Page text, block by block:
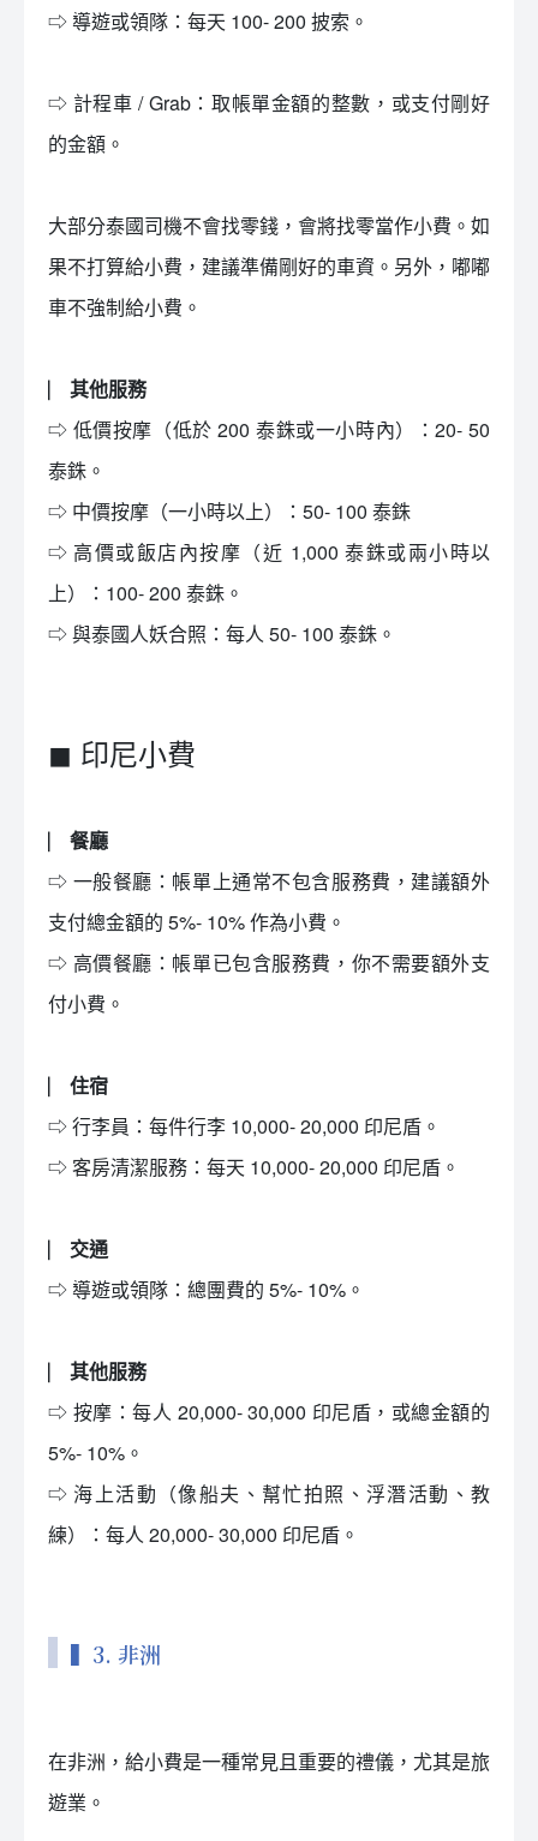
⇨ 導遊或領隊：每天 100- 200 披索。
⇨ 計程車 / Grab：取帳單金額的整數，或支付剛好
的金額。
大部分泰國司機不會找零錢，會將找零當作小費。如
果不打算給小費，建議準備剛好的車資。另外，嘟嘟
車不強制給小費。
⎸ 其他服務
⇨ 低價按摩（低於 200 泰銖或一小時內）：20- 50
泰銖。
⇨ 中價按摩（一小時以上）：50- 100 泰銖
⇨ 高價或飯店內按摩（近 1,000 泰銖或兩小時以
上）：100- 200 泰銖。
⇨ 與泰國人妖合照：每人 50- 100 泰銖。
◼ 印尼小費
⎸ 餐廳
⇨ 一般餐廳：帳單上通常不包含服務費，建議額外
支付總金額的 5%- 10% 作為小費。
⇨ 高價餐廳：帳單已包含服務費，你不需要額外支
付小費。
⎸ 住宿
⇨ 行李員：每件行李 10,000- 20,000 印尼盾。
⇨ 客房清潔服務：每天 10,000- 20,000 印尼盾。
⎸ 交通
⇨ 導遊或領隊：總團費的 5%- 10%。
⎸ 其他服務
⇨ 按摩：每人 20,000- 30,000 印尼盾，或總金額的
5%- 10%。
⇨ 海上活動（像船夫、幫忙拍照、浮潛活動、教
練）：每人 20,000- 30,000 印尼盾。
▍3. 非洲
在非洲，給小費是一種常見且重要的禮儀，尤其是旅
遊業。